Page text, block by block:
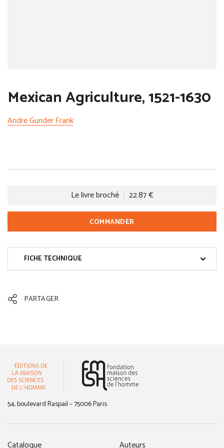
Mexican Agriculture, 1521-1630
Andre Gunder Frank
Le livre broché 22.87 €
COMMANDER
FICHE TECHNIQUE
PARTAGER
54, boulevard Raspail – 75006 Paris
Catalogue Auteurs